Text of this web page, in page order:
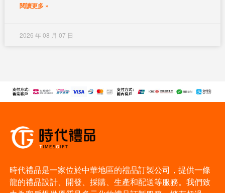
閱讀更多 »
2026 年 08 月 07 日
時代禮品是一家位於中華地區的禮品訂製公司，提供一條
龍的禮品設計、開發、採購、生產和配送等服務。我們致